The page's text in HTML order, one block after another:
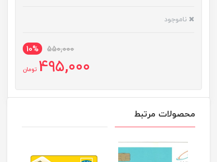
ناموجود
550,000
10%
495,000 تومان
محصولات مرتبط